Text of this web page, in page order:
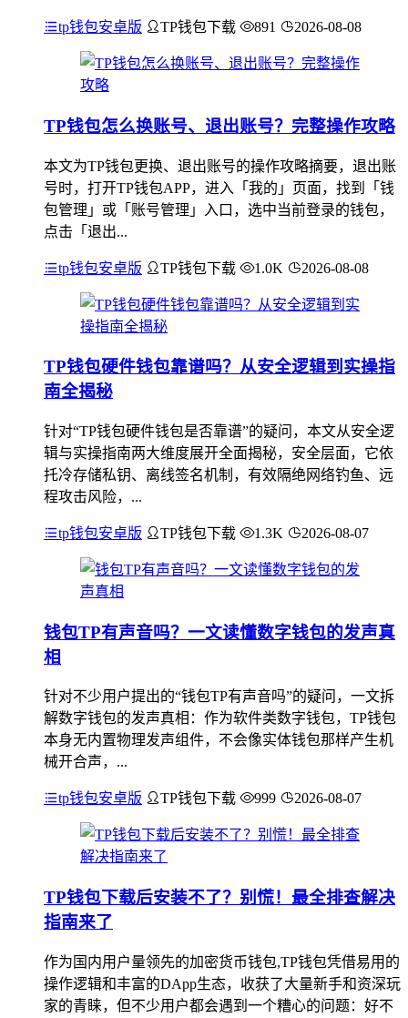
tp钱包安卓版 TP钱包下载 891 2026-08-08
TP钱包怎么换账号、退出账号？完整操作攻略
本文为TP钱包更换、退出账号的操作攻略摘要，退出账
号时，打开TP钱包APP，进入「我的」页面，找到「钱
包管理」或「账号管理」入口，选中当前登录的钱包，
点击「退出...
tp钱包安卓版 TP钱包下载 1.0K 2026-08-08
TP钱包硬件钱包靠谱吗？从安全逻辑到实操指
南全揭秘
针对“TP钱包硬件钱包是否靠谱”的疑问，本文从安全逻
辑与实操指南两大维度展开全面揭秘，安全层面，它依
托冷存储私钥、离线签名机制，有效隔绝网络钓鱼、远
程攻击风险，...
tp钱包安卓版 TP钱包下载 1.3K 2026-08-07
钱包TP有声音吗？一文读懂数字钱包的发声真
相
针对不少用户提出的“钱包TP有声音吗”的疑问，一文拆
解数字钱包的发声真相：作为软件类数字钱包，TP钱包
本身无内置物理发声组件，不会像实体钱包那样产生机
械开合声，...
tp钱包安卓版 TP钱包下载 999 2026-08-07
TP钱包下载后安装不了？别慌！最全排查解决
指南来了
作为国内用户量领先的加密货币钱包,TP钱包凭借易用的
操作逻辑和丰富的DApp生态，收获了大量新手和资深玩
家的青睐，但不少用户都会遇到一个糟心的问题：好不